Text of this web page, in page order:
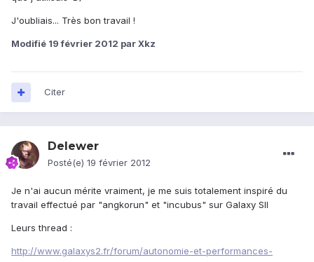
J'oubliais... Très bon travail !
Modifié 19 février 2012 par Xkz
Citer
Delewer
Posté(e) 19 février 2012
Je n'ai aucun mérite vraiment, je me suis totalement inspiré du
travail effectué par "angkorun" et "incubus" sur Galaxy SII
Leurs thread :
http://www.galaxys2.fr/forum/autonomie-et-performances-